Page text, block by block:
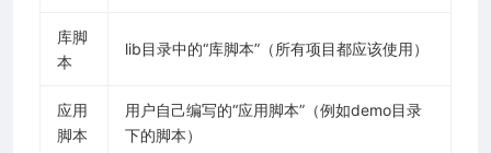
库脚
本
lib目录中的“库脚本”（所有项目都应该使用）
应用
脚本
用户自己编写的“应用脚本”（例如demo目录
下的脚本）